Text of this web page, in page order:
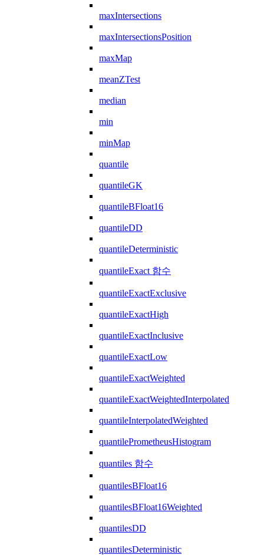
maxIntersections
maxIntersectionsPosition
maxMap
meanZTest
median
min
minMap
quantile
quantileGK
quantileBFloat16
quantileDD
quantileDeterministic
quantileExact 함수
quantileExactExclusive
quantileExactHigh
quantileExactInclusive
quantileExactLow
quantileExactWeighted
quantileExactWeightedInterpolated
quantileInterpolatedWeighted
quantilePrometheusHistogram
quantiles 함수
quantilesBFloat16
quantilesBFloat16Weighted
quantilesDD
quantilesDeterministic